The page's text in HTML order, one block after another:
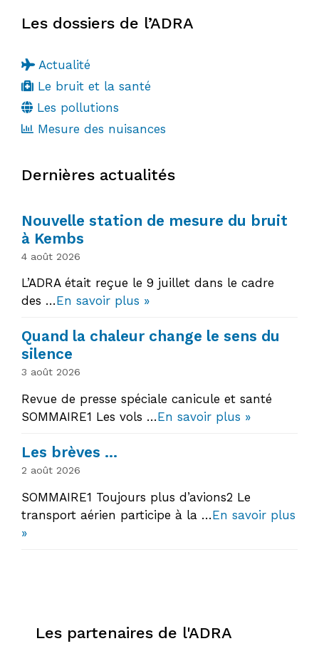
Les dossiers de l’ADRA
Actualité
Le bruit et la santé
Les pollutions
Mesure des nuisances
Dernières actualités
Nouvelle station de mesure du bruit
à Kembs
4 août 2026
L’ADRA était reçue le 9 juillet dans le cadre
des …En savoir plus »
Quand la chaleur change le sens du
silence
3 août 2026
Revue de presse spéciale canicule et santé
SOMMAIRE1 Les vols …En savoir plus »
Les brèves …
2 août 2026
SOMMAIRE1 Toujours plus d’avions2 Le
transport aérien participe à la …En savoir plus
»
Les partenaires de l'ADRA